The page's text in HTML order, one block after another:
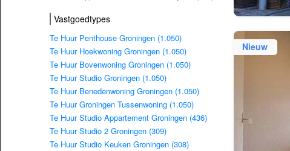
Vastgoedtypes
Te Huur Penthouse Groningen (1.050)
Te Huur Hoekwoning Groningen (1.050)
Te Huur Bovenwoning Groningen (1.050)
Te Huur Studio Groningen (1.050)
Te Huur Benedenwoning Groningen (1.050)
Te Huur Groningen Tussenwoning (1.050)
Te Huur Studio Appartement Groningen (436)
Te Huur Studio 2 Groningen (309)
Te Huur Studio Keuken Groningen (308)
Nieuw